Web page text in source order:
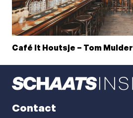
Café It Houtsje – Tom Mulder
Contact